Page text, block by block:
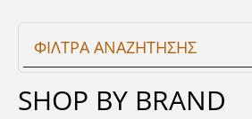
ΦΙΛΤΡΑ ΑΝΑΖΗΤΗΣΗΣ
SHOP BY BRAND